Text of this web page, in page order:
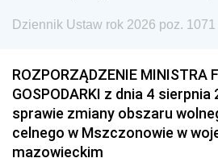
1937
1932 1931
1929 1928
1926
Dziennik Ustaw rok 2026 poz. 1071
ROZPORZĄDZENIE MINISTRA
GOSPODARKI z dnia 4 sierpnia
sprawie zmiany obszaru
celnego w Mszczonowie w
mazowieckim